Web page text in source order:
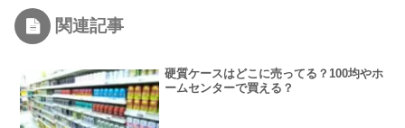
関連記事
硬質ケースはどこに売ってる？100均やホ
ームセンターで買える？